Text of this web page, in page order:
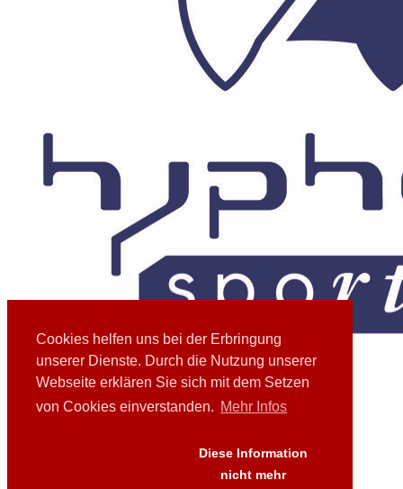
Cookies helfen uns bei der Erbringung
unserer Dienste. Durch die Nutzung unserer
Webseite erklären Sie sich mit dem Setzen
von Cookies einverstanden. Mehr Infos
Diese Information
nicht mehr
Hyphen - welcher Hauttyp sind Sie?